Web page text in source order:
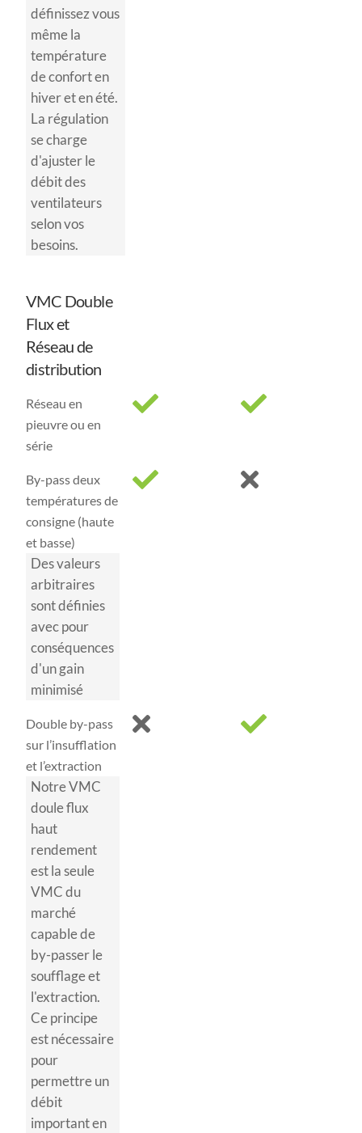
définissez vous
même la
température
de confort en
hiver et en été.
La régulation
se charge
d'ajuster le
débit des
ventilateurs
selon vos
besoins.
VMC Double
Flux et
Réseau de
distribution
Réseau en
pieuvre ou en
série
By-pass deux
températures de
consigne (haute
et basse)
Des valeurs
arbitraires
sont définies
avec pour
conséquences
d'un gain
minimisé
Double by-pass
sur l’insufflation
et l’extraction
Notre VMC
doule flux
haut
rendement
est la seule
VMC du
marché
capable de
by-passer le
soufflage et
l'extraction.
Ce principe
est nécessaire
pour
permettre un
débit
important en